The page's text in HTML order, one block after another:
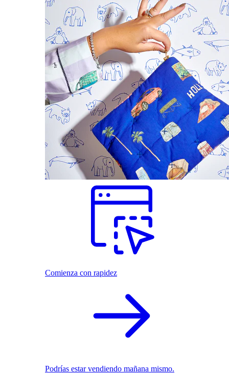
Comienza con rapidez
Podrías estar vendiendo mañana mismo.